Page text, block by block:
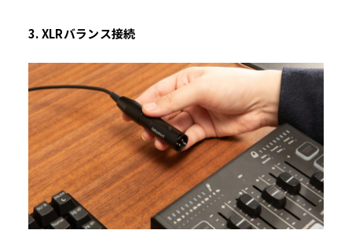
3. XLRバランス接続